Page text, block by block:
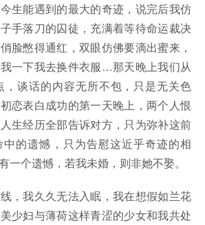
生能遇到的最大的奇迹，说完后我仿
手落刀的囚徒，充满着等待命运裁决
脸憋得通红，双眼仿佛要滴出蜜来，
一下我去换件衣服…那天晚上我们从
，谈话的内容无所不包，只是无关色
恋表白成功的第一天晚上，两个人恨
生经历全部告诉对方，只为弥补这前
的遗憾，只为告慰这近乎奇迹的相
一个遗憾，若我未婚，则非她不娶。
我久久无法入眠，我在想假如兰花
少妇与薄荷这样青涩的少女和我共处